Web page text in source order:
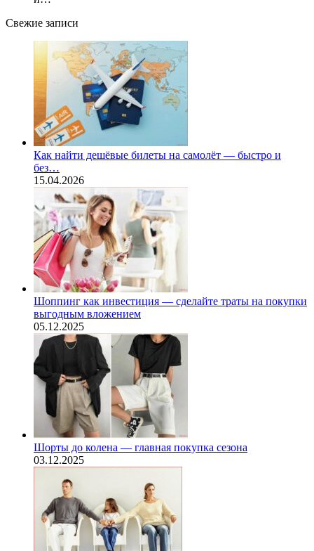
Свежие записи
Как найти дешёвые билеты на самолёт — быстро и
без…
15.04.2026
Шоппинг как инвестиция — сделайте траты на покупки
выгодным вложением
05.12.2025
Шорты до колена — главная покупка сезона
03.12.2025